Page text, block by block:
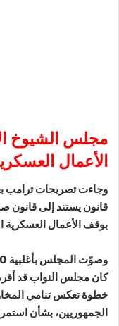
مجلس الشيوخ
الأعمال
وجاءت تصريحات ترامب
قانون يستند إلى قانون
بوقف الأعمال العسكرية
كان مجلس النواب قد
خطوة تعكس تنامي
الجمهوريين، بشأن استمرار